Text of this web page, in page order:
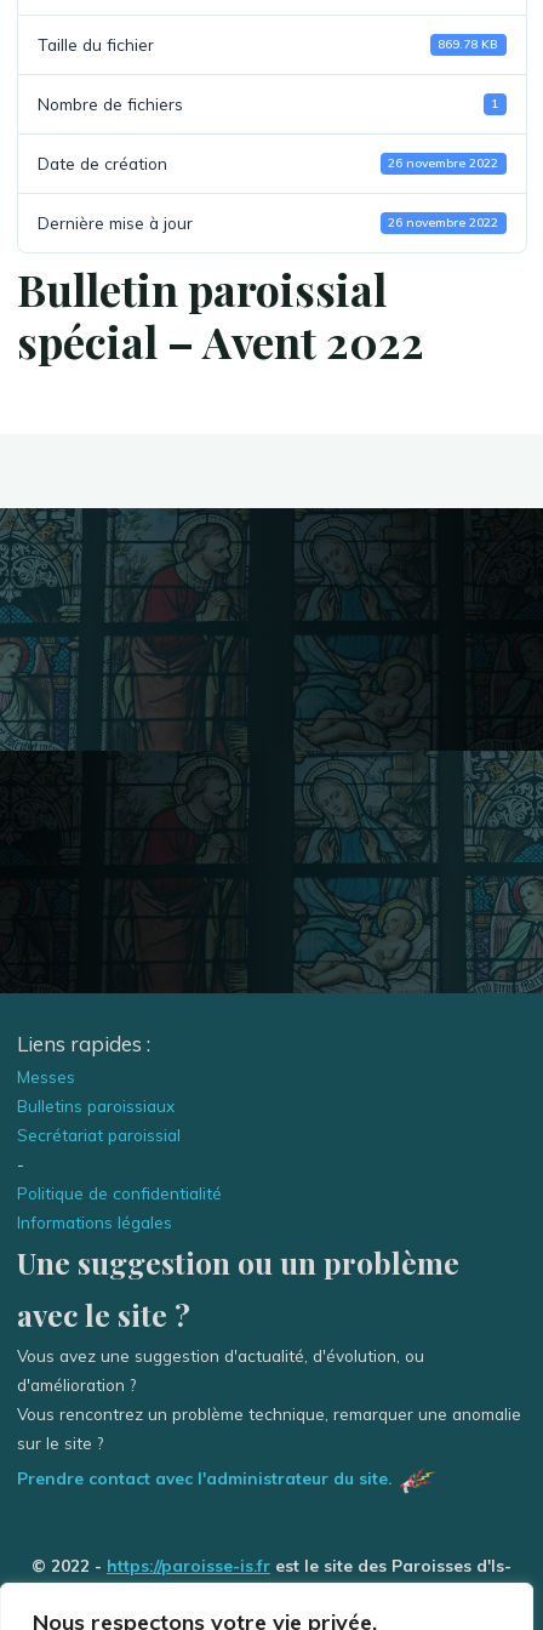
Nous respectons votre vie privée.
Taille du fichier 869.78 KB
Nombre de fichiers 1
Date de création 26 novembre 2022
Dernière mise à jour 26 novembre 2022
Bulletin paroissial
spécial – Avent 2022
Liens rapides :
Messes
Bulletins paroissiaux
Secrétariat paroissial
-
Politique de confidentialité
Informations légales
Une suggestion ou un problème
avec le site ?
Vous avez une suggestion d'actualité, d'évolution, ou
d'amélioration ?
Vous rencontrez un problème technique, remarquer une anomalie
sur le site ?
Prendre contact avec l'administrateur du site.
© 2022 - https://paroisse-is.fr est le site des Paroisses d'Is-
Rivière) - Tous droits réservés